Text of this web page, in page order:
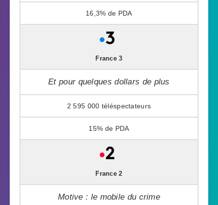
16,3%
France 3
Et pour quelques dollars de plus
2 595 000
15%
France 2
Motive : le mobile du crime